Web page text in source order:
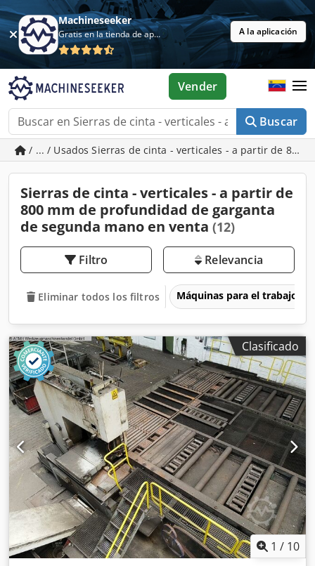
Machineseeker
Gratis en la tienda de aplicaciones A la aplicación
Buscar
Vender
/ ... / Usados Sierras de cinta - verticales - a partir de 800
Sierras de cinta - verticales - a partir de
800 mm de profundidad de garganta
de segunda mano en venta (12)
Filtro Relevancia
Eliminar todos los filtros Máquinas para el trabajo
Clasificado
1 / 10